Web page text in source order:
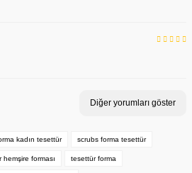
Diğer yorumları göster
kadın tesettür scrubs forma tesettür
hemşire forması tesettür forma